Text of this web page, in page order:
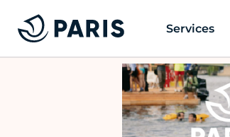
Services